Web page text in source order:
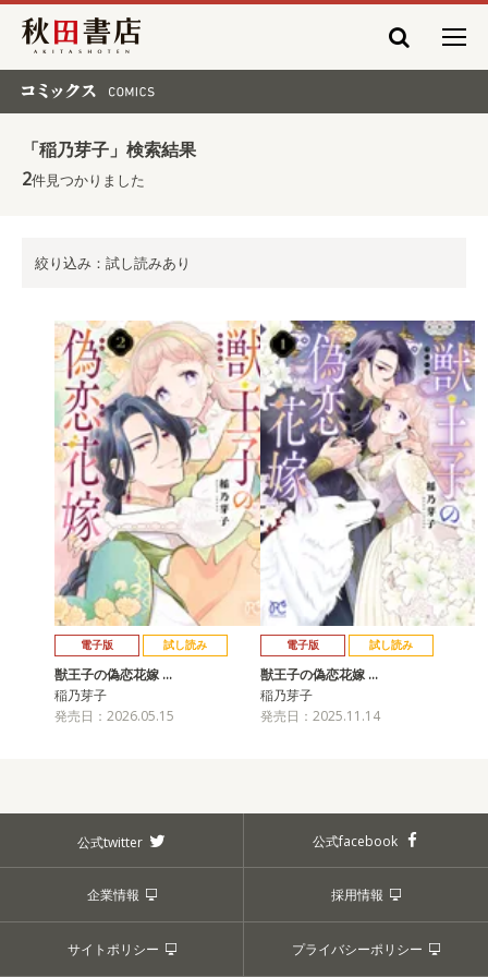
秋田書店
「稲乃芽子」検索結果
2件見つかりました
絞り込み：試し読みあり
電子版 試し読み
獣王子の偽恋花嫁 …
稲乃芽子
発売日：2026.05.15
電子版 試し読み
獣王子の偽恋花嫁 …
稲乃芽子
発売日：2025.11.14
公式twitter 公式facebook
企業情報 採用情報
サイトポリシー プライバシーポリシー